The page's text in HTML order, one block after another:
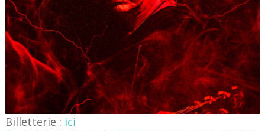
Billetterie : ici